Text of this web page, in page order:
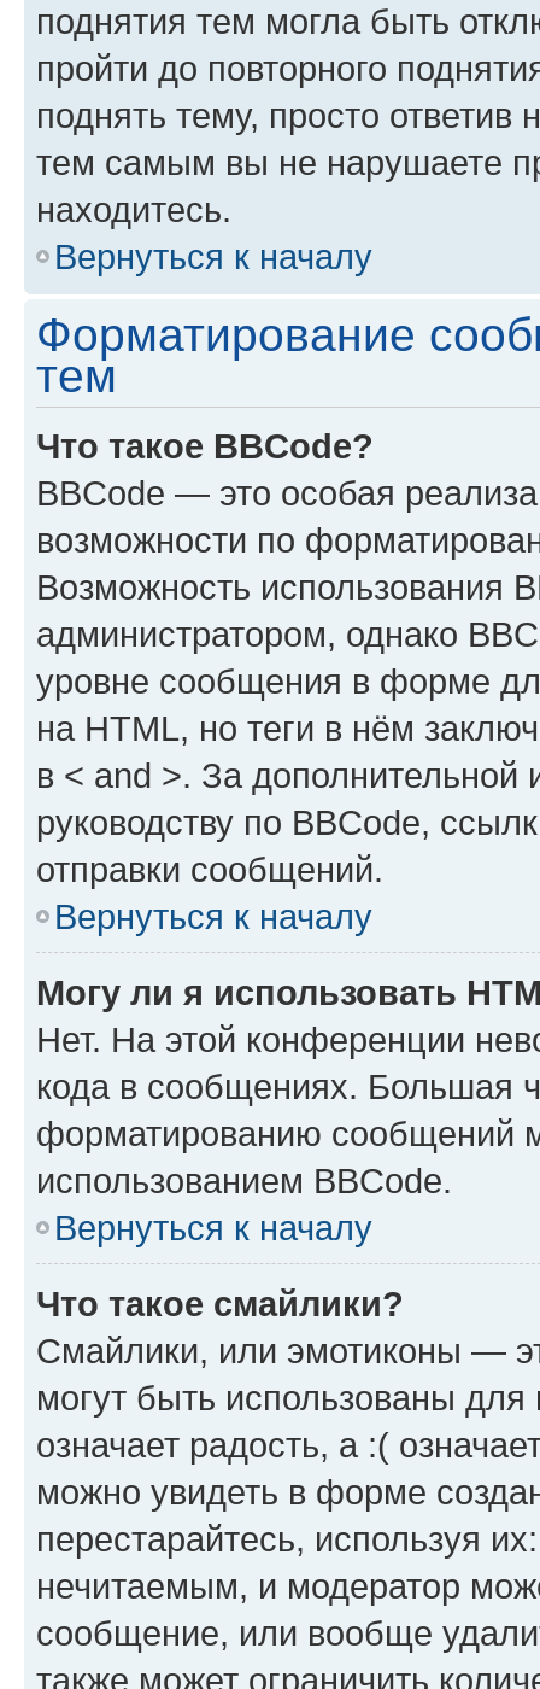
поднятия тем могла быть
пройти до повторного
поднять тему, просто ответив
тем самым вы не нарушаете
находитесь.
Вернуться к началу
Форматирование
тем
Что такое BBCode?
BBCode — это особая
возможности по
Возможность использования
администратором, однако
уровне сообщения в форме
на HTML, но теги в нём
в < and >. За
руководству по BBCode,
отправки сообщений.
Вернуться к началу
Могу ли я использовать
Нет. На этой конференции
кода в сообщениях. Большая
форматированию сообщений
использованием BBCode.
Вернуться к началу
Что такое смайлики?
Смайлики, или эмотиконы —
могут быть использованы
означает радость, а :(
можно увидеть в форме
перестарайтесь, используя
нечитаемым, и модератор
сообщение, или вообще
также может ограничить